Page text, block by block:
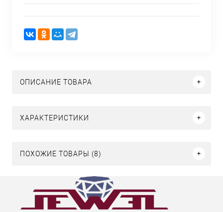
ОПИСАНИЕ ТОВАРА
ХАРАКТЕРИСТИКИ
ПОХОЖИЕ ТОВАРЫ (8)